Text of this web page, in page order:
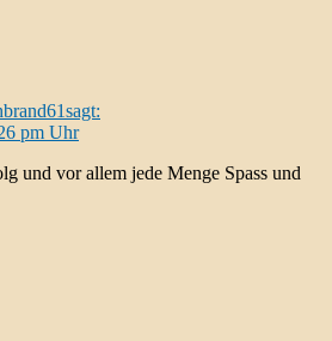
sagt:
pm Uhr
und vor allem jede Menge Spass und